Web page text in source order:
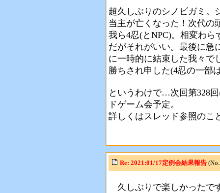
超久しぶりのシノビガミ。
当主が亡くなった！次代の
我ら4忍(とNPC)。相変わ
だがそれがいい。最後に急
に一時的に結束した我々で
勝ちされ申した(4忍の一部
というわけで…次回第328
ドゲーム会予定。
詳しくはスレッド参照のこ
Re: 2021:01/17定例会結果報告
久しぶりで楽しかったで